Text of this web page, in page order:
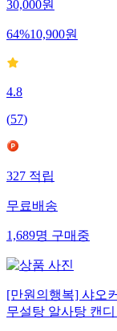
30,000원
64%10,900원
4.8
(57)
327 적립
무료배송
1,689명 구매중
[만원의행복] 샤오
무설탕 알사탕 캔디